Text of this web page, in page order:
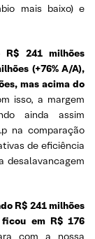
mais baixo) e
R$ 241 milhões
(+76% A/A),
mas acima do
isso, a margem
ainda assim
na comparação
de eficiência
desalavancagem
R$ 241 milhões
em R$ 176
com a nossa